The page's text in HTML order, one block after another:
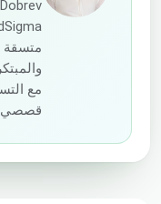
متسقة
مع
قصصي